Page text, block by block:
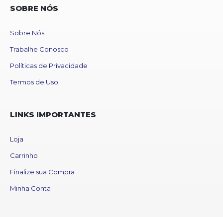
SOBRE NÓS
Sobre Nós
Trabalhe Conosco
Políticas de Privacidade
Termos de Uso
LINKS IMPORTANTES
Loja
Carrinho
Finalize sua Compra
Minha Conta